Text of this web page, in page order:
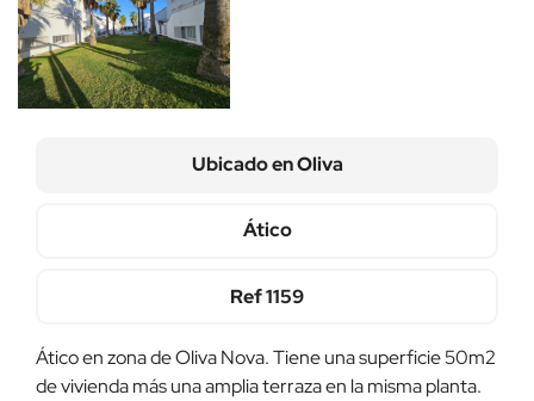
Ubicado enOliva
Ático
Ref1159
Ático en zona de Oliva Nova. Tiene una superficie 50m2
de vivienda más una amplia terraza en la misma planta.